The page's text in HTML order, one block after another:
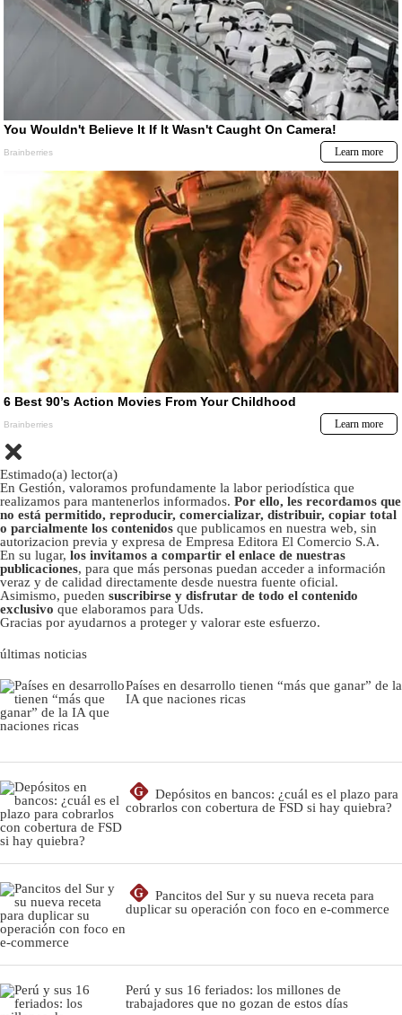
Estimado(a) lector(a)
En Gestión, valoramos profundamente la labor periodística que
realizamos para mantenerlos informados. Por ello, les recordamos que
no está permitido, reproducir, comercializar, distribuir, copiar total
o parcialmente los contenidos que publicamos en nuestra web, sin
autorizacion previa y expresa de Empresa Editora El Comercio S.A.
En su lugar, los invitamos a compartir el enlace de nuestras
publicaciones, para que más personas puedan acceder a información
veraz y de calidad directamente desde nuestra fuente oficial.
Asimismo, pueden suscribirse y disfrutar de todo el contenido
exclusivo que elaboramos para Uds.
Gracias por ayudarnos a proteger y valorar este esfuerzo.
últimas noticias
Países en desarrollo tienen “más que ganar” de la
IA que naciones ricas
G
Depósitos en bancos: ¿cuál es el plazo para
cobrarlos con cobertura de FSD si hay quiebra?
G
Pancitos del Sur y su nueva receta para
duplicar su operación con foco en e-commerce
Perú y sus 16 feriados: los millones de
trabajadores que no gozan de estos días